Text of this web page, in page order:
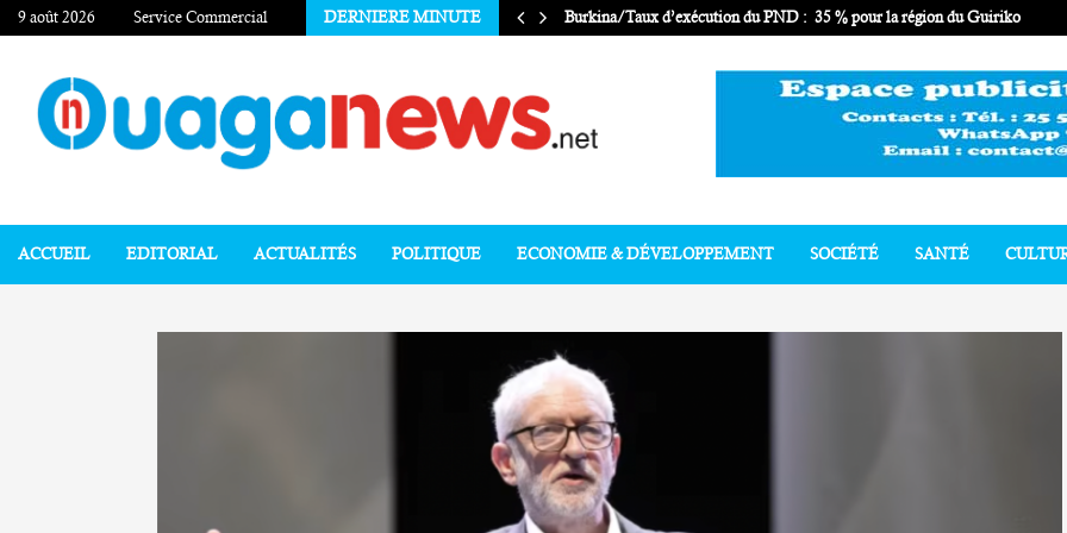
9 août 2026 Service Commercial DERNIERE MINUTE Burkina/Taux d’exécution du PND : 35 % pour la région du Guiriko
ACCUEIL EDITORIAL ACTUALITÉS POLITIQUE ECONOMIE & DÉVELOPPEMENT SOCIÉTÉ SANTÉ